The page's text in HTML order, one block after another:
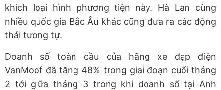
khích loại hình phương tiện này. Hà Lan cùng
nhiều quốc gia Bắc Âu khác cũng đưa ra các động
thái tương tự.
Doanh số toàn cầu của hãng xe đạp điện
VanMoof đã tăng 48% trong giai đoạn cuối tháng
2 tới giữa tháng 3 trong khi doanh số tại Anh